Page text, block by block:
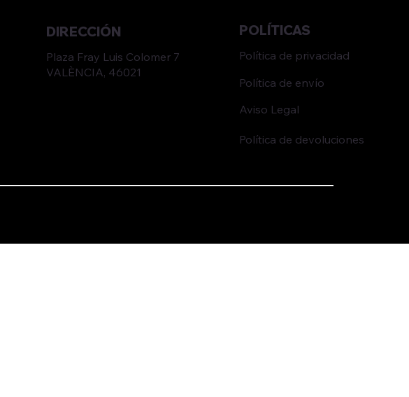
DIRECCIÓN
​Plaza Fray Luis Colomer 7
VALÈNCIA, 46021
POLÍTICAS
Política de privacidad
Política de envío
Aviso Legal
Política de devoluciones